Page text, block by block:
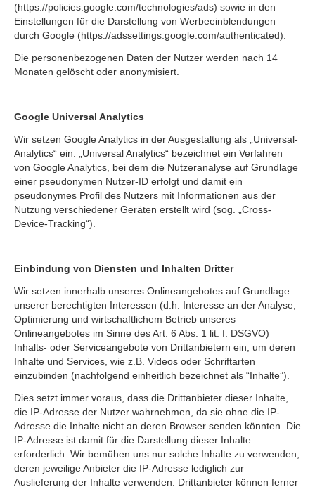
(https://policies.google.com/technologies/ads) sowie in den
Einstellungen für die Darstellung von Werbeeinblendungen
durch Google (https://adssettings.google.com/authenticated).
Die personenbezogenen Daten der Nutzer werden nach 14
Monaten gelöscht oder anonymisiert.
Google Universal Analytics
Wir setzen Google Analytics in der Ausgestaltung als „Universal-
Analytics“ ein. „Universal Analytics“ bezeichnet ein Verfahren
von Google Analytics, bei dem die Nutzeranalyse auf Grundlage
einer pseudonymen Nutzer-ID erfolgt und damit ein
pseudonymes Profil des Nutzers mit Informationen aus der
Nutzung verschiedener Geräten erstellt wird (sog. „Cross-
Device-Tracking“).
Einbindung von Diensten und Inhalten Dritter
Wir setzen innerhalb unseres Onlineangebotes auf Grundlage
unserer berechtigten Interessen (d.h. Interesse an der Analyse,
Optimierung und wirtschaftlichem Betrieb unseres
Onlineangebotes im Sinne des Art. 6 Abs. 1 lit. f. DSGVO)
Inhalts- oder Serviceangebote von Drittanbietern ein, um deren
Inhalte und Services, wie z.B. Videos oder Schriftarten
einzubinden (nachfolgend einheitlich bezeichnet als “Inhalte”).
Dies setzt immer voraus, dass die Drittanbieter dieser Inhalte,
die IP-Adresse der Nutzer wahrnehmen, da sie ohne die IP-
Adresse die Inhalte nicht an deren Browser senden könnten. Die
IP-Adresse ist damit für die Darstellung dieser Inhalte
erforderlich. Wir bemühen uns nur solche Inhalte zu verwenden,
deren jeweilige Anbieter die IP-Adresse lediglich zur
Auslieferung der Inhalte verwenden. Drittanbieter können ferner